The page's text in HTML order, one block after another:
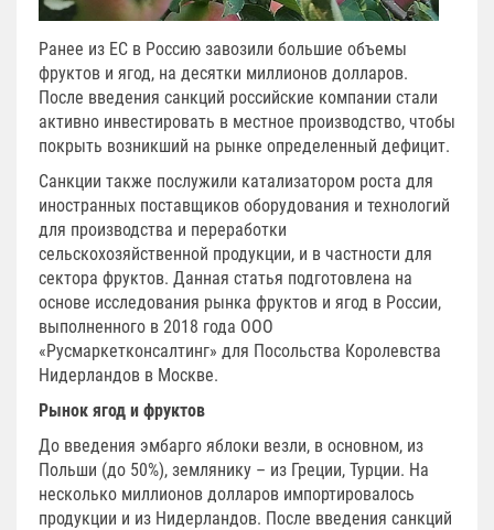
Ранее из ЕС в Россию завозили большие объемы
фруктов и ягод, на десятки миллионов долларов.
После введения санкций российские компании стали
активно инвестировать в местное производство, чтобы
покрыть возникший на рынке определенный дефицит.
Санкции также послужили катализатором роста для
иностранных поставщиков оборудования и технологий
для производства и переработки
сельскохозяйственной продукции, и в частности для
сектора фруктов. Данная статья подготовлена на
основе исследования рынка фруктов и ягод в России,
выполненного в 2018 года ООО
«Русмаркетконсалтинг» для Посольства Королевства
Нидерландов в Москве.
Рынок ягод и фруктов
До введения эмбарго яблоки везли, в основном, из
Польши (до 50%), землянику – из Греции, Турции. На
несколько миллионов долларов импортировалось
продукции и из Нидерландов. После введения санкций